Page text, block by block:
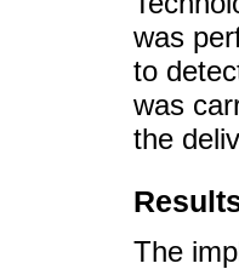
was
to
was
the
The